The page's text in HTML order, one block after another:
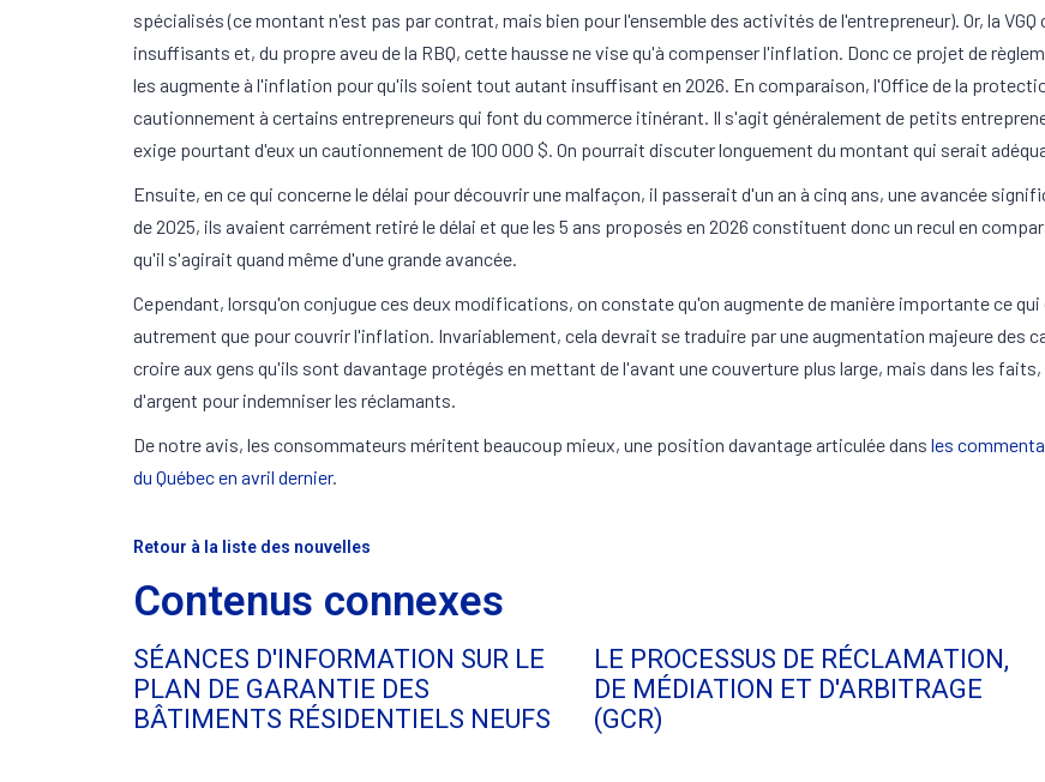
spécialisés (ce montant n'est pas par contrat, mais bien pour l'ensemble des activités de l'entrepreneur). Or, la
insuffisants et, du propre aveu de la RBQ, cette hausse ne vise qu'à compenser l'inflation. Donc ce projet de
les augmente à l'inflation pour qu'ils soient tout autant insuffisant en 2026. En comparaison, l'Office de la
cautionnement à certains entrepreneurs qui font du commerce itinérant. Il s'agit généralement de petits
exige pourtant d'eux un cautionnement de 100 000 $. On pourrait discuter longuement du montant qui serait
Ensuite, en ce qui concerne le délai pour découvrir une malfaçon, il passerait d'un an à cinq ans, une avancée
de 2025, ils avaient carrément retiré le délai et que les 5 ans proposés en 2026 constituent donc un recul en
qu'il s'agirait quand même d'une grande avancée.
Cependant, lorsqu'on conjugue ces deux modifications, on constate qu'on augmente de manière importante ce
autrement que pour couvrir l'inflation. Invariablement, cela devrait se traduire par une augmentation majeure
croire aux gens qu'ils sont davantage protégés en mettant de l'avant une couverture plus large, mais dans les
d'argent pour indemniser les réclamants.
De notre avis, les consommateurs méritent beaucoup mieux, une position davantage articulée dans les
du Québec en avril dernier.
Retour à la liste des nouvelles
Contenus connexes
SÉANCES D'INFORMATION SUR LE
PLAN DE GARANTIE DES
BÂTIMENTS RÉSIDENTIELS NEUFS
LE PROCESSUS DE RÉCLAMATION,
DE MÉDIATION ET D'ARBITRAGE
(GCR)